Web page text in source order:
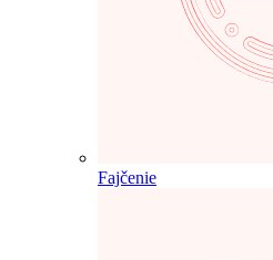
Fajčenie